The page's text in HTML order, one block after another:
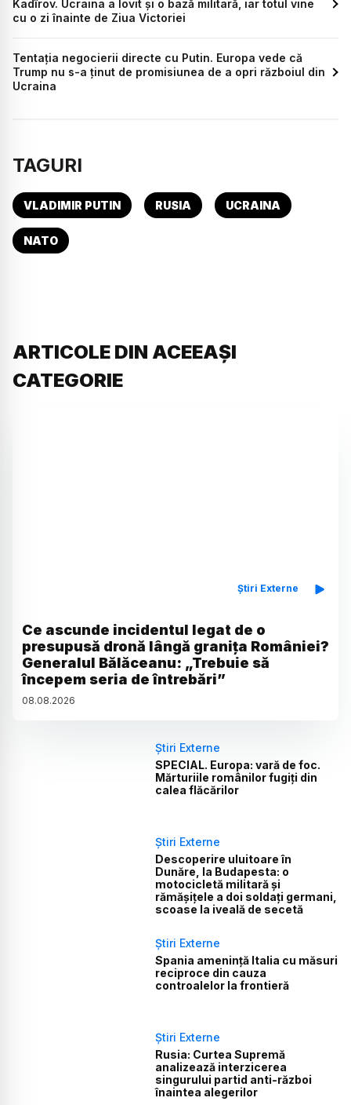
Kadîrov. Ucraina a lovit și o bază militară, iar totul vine
cu o zi înainte de Ziua Victoriei
Tentația negocierii directe cu Putin. Europa vede că
Trump nu s-a ținut de promisiunea de a opri războiul din
Ucraina
TAGURI
VLADIMIR PUTIN RUSIA UCRAINA
NATO
ARTICOLE DIN ACEEAȘI
CATEGORIE
Știri Externe
Ce ascunde incidentul legat de o
presupusă dronă lângă granița României?
Generalul Bălăceanu: „Trebuie să
începem seria de întrebări”
08.08.2026
Știri Externe
SPECIAL. Europa: vară de foc.
Mărturiile românilor fugiți din
calea flăcărilor
Știri Externe
Descoperire uluitoare în
Dunăre, la Budapesta: o
motocicletă militară și
rămășițele a doi soldați germani,
scoase la iveală de secetă
Știri Externe
Spania amenință Italia cu măsuri
reciproce din cauza
controalelor la frontieră
Știri Externe
Rusia: Curtea Supremă
analizează interzicerea
singurului partid anti-război
înaintea alegerilor